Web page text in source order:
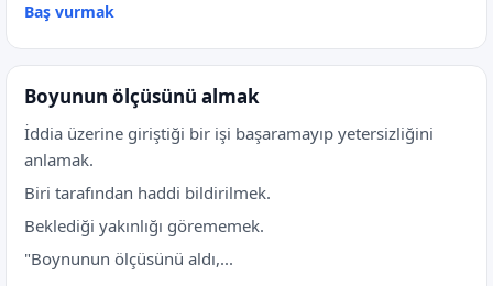
Baş vurmak
Boyunun ölçüsünü almak
İddia üzerine giriştiği bir işi başaramayıp yetersizliğini
anlamak.
Biri tarafından haddi bildirilmek.
Beklediği yakınlığı görememek.
"Boynunun ölçüsünü aldı,...